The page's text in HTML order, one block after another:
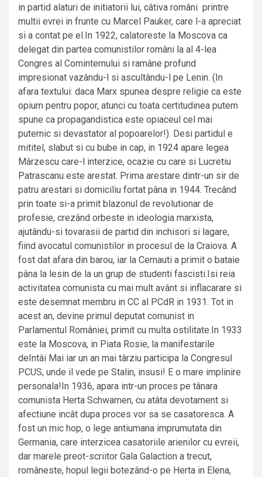
in partid alaturi de initiatorii lui, câtiva români printre
multii evrei in frunte cu Marcel Pauker, care l-a apreciat
si a contat pe el.In 1922, calatoreste la Moscova ca
delegat din partea comunistilor români la al 4-lea
Congres al Cominternului si ramâne profund
impresionat vazându-l si ascultându-l pe Lenin. (In
afara textului: daca Marx spunea despre religie ca este
opium pentru popor, atunci cu toata certitudinea putem
spune ca propagandistica este opiaceul cel mai
puternic si devastator al popoarelor!). Desi partidul e
mititel, slabut si cu bube in cap, in 1924 apare legea
Mârzescu care-l interzice, ocazie cu care si Lucretiu
Patrascanu este arestat. Prima arestare dintr-un sir de
patru arestari si domiciliu fortat pâna in 1944. Trecând
prin toate si-a primit blazonul de revolutionar de
profesie, crezând orbeste in ideologia marxista,
ajutându-si tovarasii de partid din inchisori si lagare,
fiind avocatul comunistilor in procesul de la Craiova. A
fost dat afara din barou, iar la Cernauti a primit o bataie
pâna la lesin de la un grup de studenti fascisti.Isi reia
activitatea comunista cu mai mult avânt si inflacarare si
este desemnat membru in CC al PCdR in 1931. Tot in
acest an, devine primul deputat comunist in
Parlamentul României, primit cu multa ostilitate.In 1933
este la Moscova, in Piata Rosie, la manifestarile
deIntâi Mai iar un an mai târziu participa la Congresul
PCUS, unde il vede pe Stalin, insusi! E o mare implinire
personala!In 1936, apara intr-un proces pe tânara
comunista Herta Schwamen, cu atâta devotament si
afectiune incât dupa proces vor sa se casatoresca. A
fost un mic hop, o lege antiumana imprumutata din
Germania, care interzicea casatoriile arienilor cu evreii,
dar marele preot-scriitor Gala Galaction a trecut,
româneste, hopul legii botezând-o pe Herta in Elena,